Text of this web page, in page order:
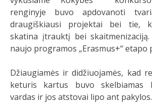
renginyje buvo apdovanoti
draugiškiausi projektai bei tie,
skatina įtrauktį bei
naujo programos „Erasmus+“ etapo
Džiaugiamės ir didžiuojamės, kad
keturis kartus buvo skelbiamas
vardas ir jos atstovai lipo ant pakylos.